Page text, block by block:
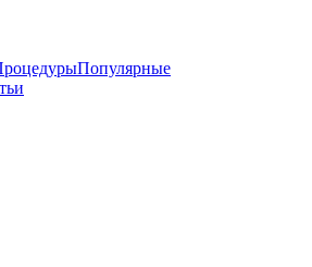
Популярные